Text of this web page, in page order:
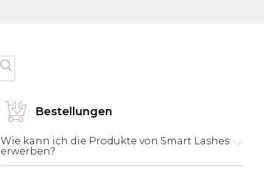
Bestellungen
Wie kann ich die Produkte von Smart Lashes
erwerben?